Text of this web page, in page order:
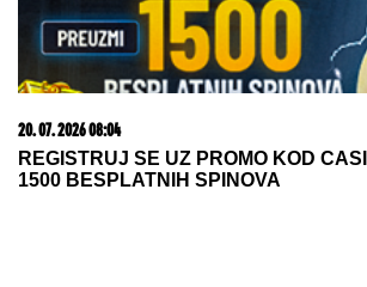
09. 08. 2026 11:11
Najnovije "crveno" upozorenje: Ne
toplotnog talasa u Srbiji